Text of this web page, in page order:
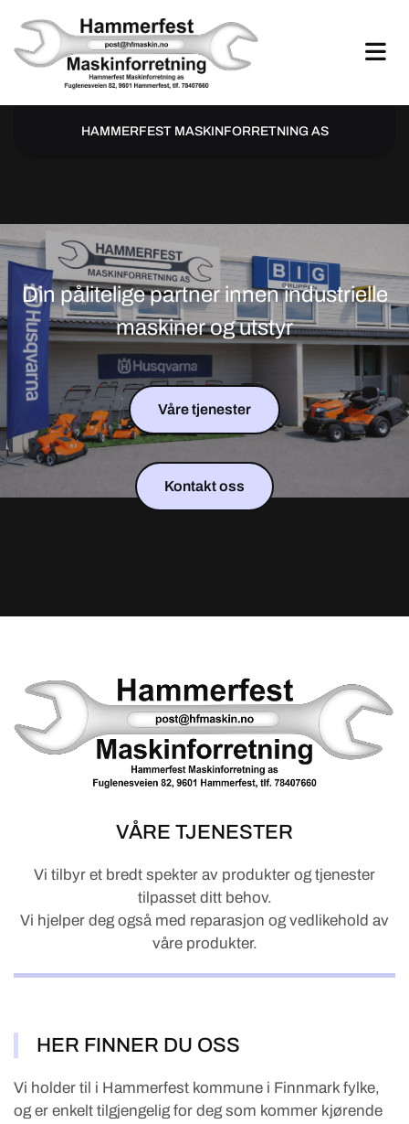
HAMMERFEST MASKINFORRETNING AS
Din pålitelige partner innen industrielle
maskiner og utstyr
Våre tjenester
Kontakt oss
VÅRE TJENESTER
Vi tilbyr et bredt spekter av produkter og tjenester
tilpasset ditt behov.
Vi hjelper deg også med reparasjon og vedlikehold av
våre produkter.
HER FINNER DU OSS
Vi holder til i Hammerfest kommune i Finnmark fylke,
og er enkelt tilgjengelig for deg som kommer kjørende